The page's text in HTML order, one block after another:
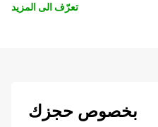
تعرّف الى المزيد
بخصوص حجزك